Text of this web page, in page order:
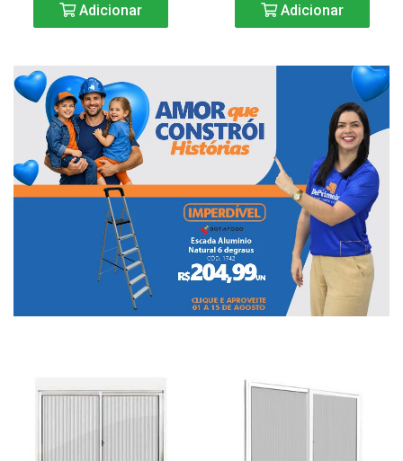
Adicionar Adicionar